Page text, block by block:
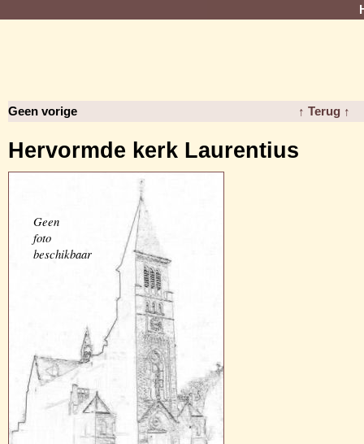
Geen vorige ↑ Terug ↑
Hervormde kerk Laurentius
Geen
foto
beschikbaar